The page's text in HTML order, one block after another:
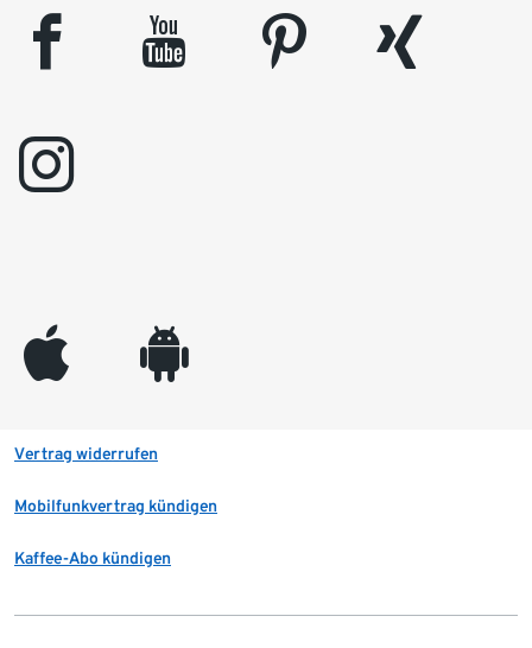
facebook youtube pinterest
xing
instagram
appleinc android
Vertrag widerrufen
Mobilfunkvertrag kündigen
Kaffee-Abo kündigen